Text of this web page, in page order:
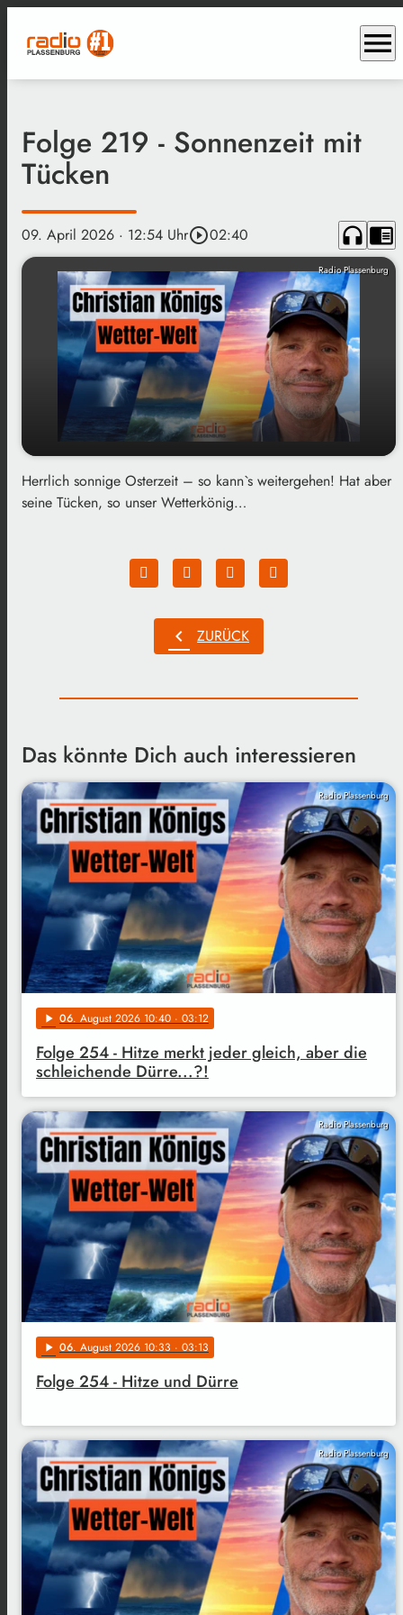
menu
Folge 219 - Sonnenzeit mit
Tücken
09. April 2026 · 12:54 Uhrplay_circle_outline02:40 headphones chrome_reader_mode
Radio Plassenburg
play_arrow Folge 219 - Sonnenzeit mit Tücken
Herrlich sonnige Osterzeit – so kann`s weitergehen! Hat aber
seine Tücken, so unser Wetterkönig…
chevron_left ZURÜCK
Das könnte Dich auch interessieren
Radio Plassenburg
play_arrow 06. August 2026 10:40 · 03:12
Folge 254 - Hitze merkt jeder gleich, aber die
schleichende Dürre...?!
Radio Plassenburg
play_arrow 06. August 2026 10:33 · 03:13
Folge 254 - Hitze und Dürre
Radio Plassenburg